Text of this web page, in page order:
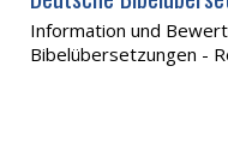
Information und
Bibelübersetzungen -